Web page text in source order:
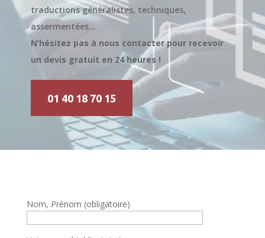
traductions généralistes, techniques,
assermentées…
N’hésitez pas à nous contacter pour recevoir
un devis gratuit en 24 heures !
01 40 18 70 15
Nom, Prénom (obligatoire)